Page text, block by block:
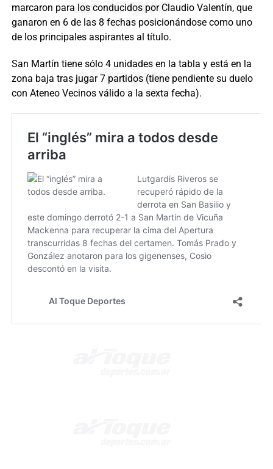
marcaron para los conducidos por Claudio Valentín, que
ganaron en 6 de las 8 fechas posicionándose como uno
de los principales aspirantes al título.
San Martín tiene sólo 4 unidades en la tabla y está en la
zona baja tras jugar 7 partidos (tiene pendiente su duelo
con Ateneo Vecinos válido a la sexta fecha).